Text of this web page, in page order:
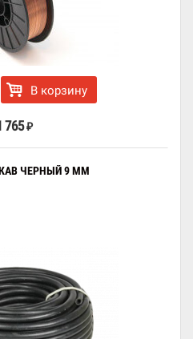
В корзину
765 ₽
ЧЕРНЫЙ 9 ММ